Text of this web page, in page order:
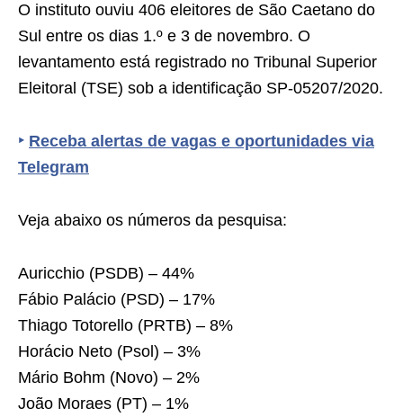
O instituto ouviu 406 eleitores de São Caetano do
Sul entre os dias 1.º e 3 de novembro. O
levantamento está registrado no Tribunal Superior
Eleitoral (TSE) sob a identificação SP-05207/2020.
‣ Receba alertas de vagas e oportunidades via
Telegram
Veja abaixo os números da pesquisa:
Auricchio (PSDB) – 44%
Fábio Palácio (PSD) – 17%
Thiago Totorello (PRTB) – 8%
Horácio Neto (Psol) – 3%
Mário Bohm (Novo) – 2%
João Moraes (PT) – 1%